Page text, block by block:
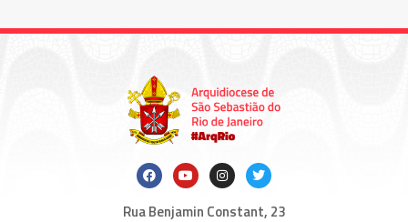
Rua Benjamin Constant, 23